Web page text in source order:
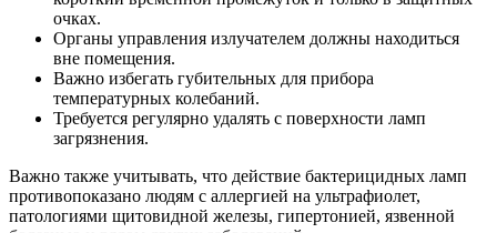
очках.
Органы управления излучателем должны находиться
вне помещения.
Важно избегать губительных для прибора
температурных колебаний.
Требуется регулярно удалять с поверхности ламп
загрязнения.
Важно также учитывать, что действие бактерицидных ламп
противопоказано людям с аллергией на ультрафиолет,
патологиями щитовидной железы, гипертонией, язвенной